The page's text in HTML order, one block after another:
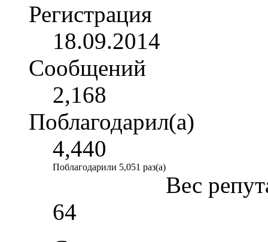
Регистрация
18.09.2014
Сообщений
2,168
Поблагодарил(а)
4,440
Поблагодарили 5,051 раз(а)
Вес
64